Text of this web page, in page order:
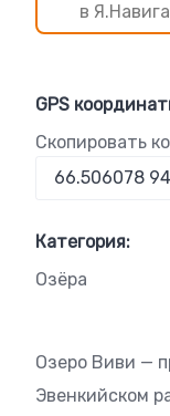
в
GPS
Скопировать
Категория:
Озёра
Озеро Виви —
Эвенкийском